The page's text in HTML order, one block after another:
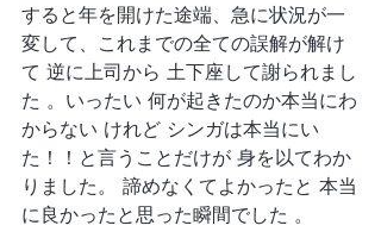
すると年を開けた途端、急に状況が一
変して、これまでの全ての誤解が解け
て 逆に上司から 土下座して謝られまし
た 。いったい 何が起きたのか本当にわ
からない けれど シンガは本当にい
た！！と言うことだけが 身を以てわか
りました。 諦めなくてよかったと 本当
に良かったと思った瞬間でした 。